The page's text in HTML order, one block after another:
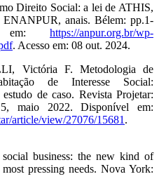
Direito Social: a lei de ATHIS,
ENANPUR, anais. Bélem: pp.1-
em: https://anpur.org.br/wp-
. Acesso em: 08 out. 2024.
Victória F. Metodologia de
de Interesse Social:
de caso. Revista Projetar:
maio 2022. Disponível em:
article/view/27076/15681 .
business: the new kind of
pressing needs. Nova York: